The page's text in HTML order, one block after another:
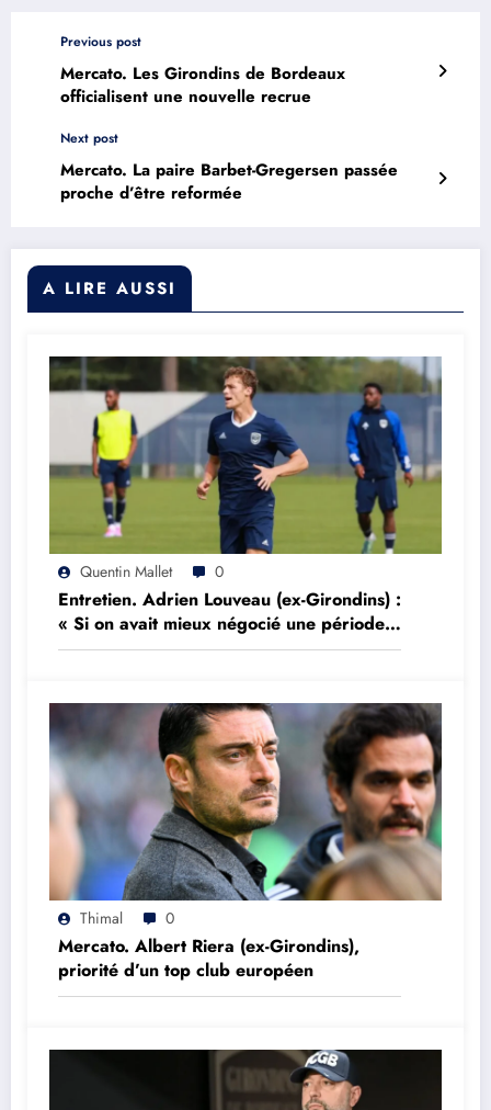
Previous post
Mercato. Les Girondins de Bordeaux
officialisent une nouvelle recrue
Next post
Mercato. La paire Barbet-Gregersen passée
proche d’être reformée
A LIRE AUSSI
Quentin Mallet 0
Entretien. Adrien Louveau (ex-Girondins) :
« Si on avait mieux négocié une période,
on aurait peut être réalisé l’impensable »
Thimal 0
Mercato. Albert Riera (ex-Girondins),
priorité d’un top club européen